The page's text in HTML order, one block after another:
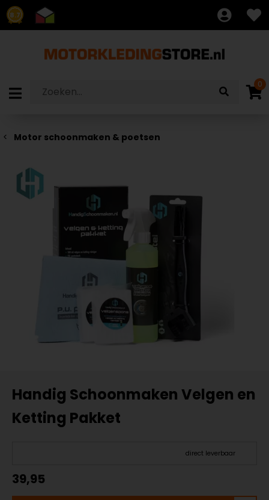
8.7
0
Motor schoonmaken & poetsen
Handig Schoonmaken Velgen en
Ketting Pakket
direct leverbaar
39,95